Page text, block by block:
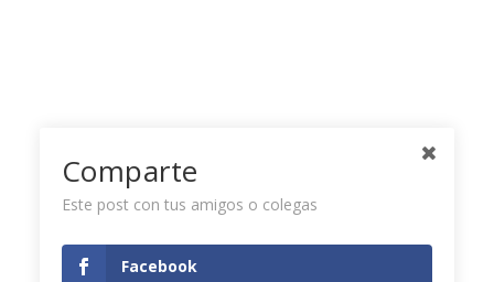
Comparte
Este post con tus amigos o colegas
Facebook